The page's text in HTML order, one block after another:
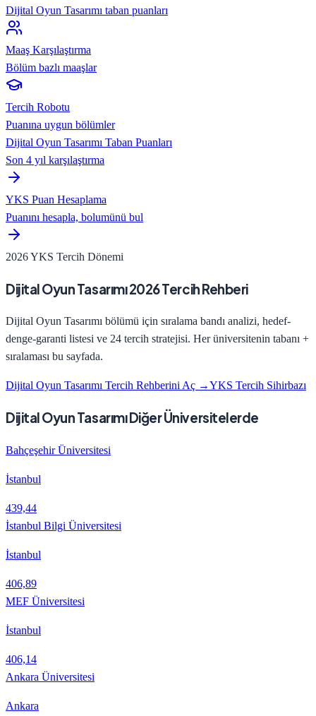
Dijital Oyun Tasarımı taban puanları
Maaş Karşılaştırma
Bölüm bazlı maaşlar
Tercih Robotu
Puanına uygun bölümler
Dijital Oyun Tasarımı Taban Puanları
Son 4 yıl karşılaştırma
YKS Puan Hesaplama
Puanını hesapla, bolumünü bul
2026 YKS Tercih Dönemi
Dijital Oyun Tasarımı2026 Tercih Rehberi
Dijital Oyun Tasarımı bölümü için sıralama bandı analizi, hedef-
denge-garanti listesi ve 24 tercih stratejisi. Her üniversitenin tabanı +
sıralaması bu sayfada.
Dijital Oyun Tasarımı Tercih Rehberini Aç →YKS Tercih Sihirbazı
Dijital Oyun Tasarımı Diğer Üniversitelerde
Bahçeşehir Üniversitesi
İstanbul
439,44
İstanbul Bilgi Üniversitesi
İstanbul
406,89
MEF Üniversitesi
İstanbul
406,14
Ankara Üniversitesi
Ankara